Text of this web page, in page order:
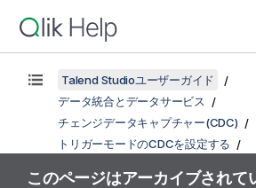
Talend Studioユーザーガイド
データ統合とデータサービス
チェンジデータキャプチャー(CDC)
トリガーモードのCDCを設定する
このページはアーカイブされて